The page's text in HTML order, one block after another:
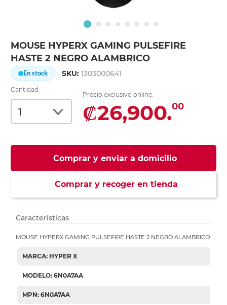
MOUSE HYPERX GAMING PULSEFIRE
HASTE 2 NEGRO ALAMBRICO
En stock SKU:1303000641
Cantidad
Precio exclusivo online:
₡26,900.00
Comprar y enviar a domicilio
Comprar y recoger en tienda
Características
MOUSE HYPERX GAMING PULSEFIRE HASTE 2 NEGRO ALAMBRICO
MARCA: HYPER X
MODELO: 6N0A7AA
MPN: 6N0A7AA